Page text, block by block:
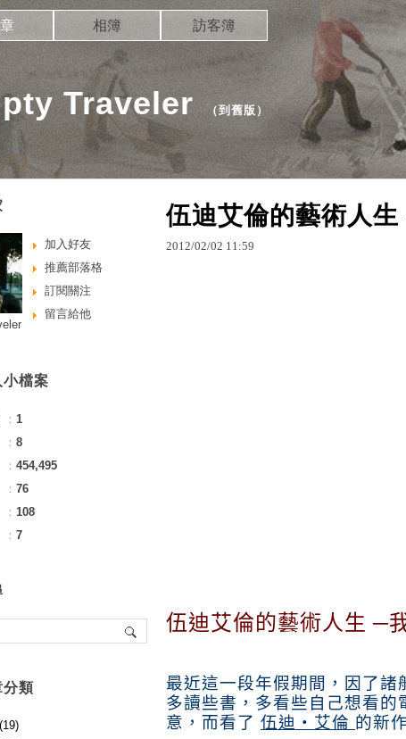
Traveler （到舊版 ）
相簿 訪客簿
伍迪艾倫的藝術人生
2012/02/02 11:59
伍迪艾倫的藝術人生 ─
最近這一段年假期間，因了
多讀些書，多看些自己想看的
意，而看了 伍迪‧艾倫 的新
加入好友
推薦部落格
訂閱關注
留言給他
小檔案
： 1
： 8
： 454,495
： 76
： 108
： 7
分類